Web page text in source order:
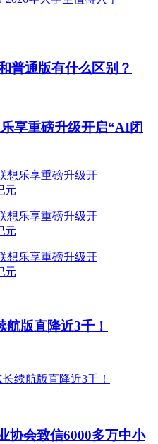
普通版有什么区别？
享重磅升级开启“AI闭
版直降近3千！
协会致信6000多万中小